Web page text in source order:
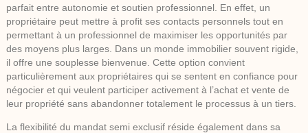
parfait entre autonomie et soutien professionnel. En effet, un
propriétaire peut mettre à profit ses contacts personnels tout en
permettant à un professionnel de maximiser les opportunités par
des moyens plus larges. Dans un monde immobilier souvent rigide,
il offre une souplesse bienvenue. Cette option convient
particulièrement aux propriétaires qui se sentent en confiance pour
négocier et qui veulent participer activement à l’achat et vente de
leur propriété sans abandonner totalement le processus à un tiers.
La flexibilité du mandat semi exclusif réside également dans sa